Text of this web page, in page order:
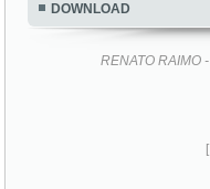
DOWNLOAD
RENATO RAIMO
[